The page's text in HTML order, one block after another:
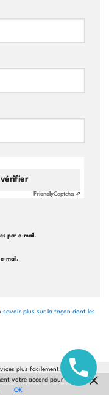
FriendlyCaptcha ⇗
par e-mail.
e-mail.
savoir plus sur la façon dont les
Conditions générales de vente
plus facilement. En
votre accord pour
OK